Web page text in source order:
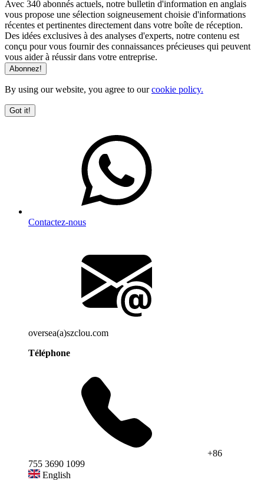
Avec 340 abonnés actuels, notre bulletin d'information en anglais
vous propose une sélection soigneusement choisie d'informations
récentes et pertinentes directement dans votre boîte de réception.
Des idées exclusives à des analyses d'experts, notre contenu est
conçu pour vous fournir des connaissances précieuses qui peuvent
vous aider à réussir dans votre entreprise.
By using our website, you agree to ourcookie policy.
Got it!
Contactez-nous
oversea(a)szclou.com
Téléphone
+86
755 3690 1099
English